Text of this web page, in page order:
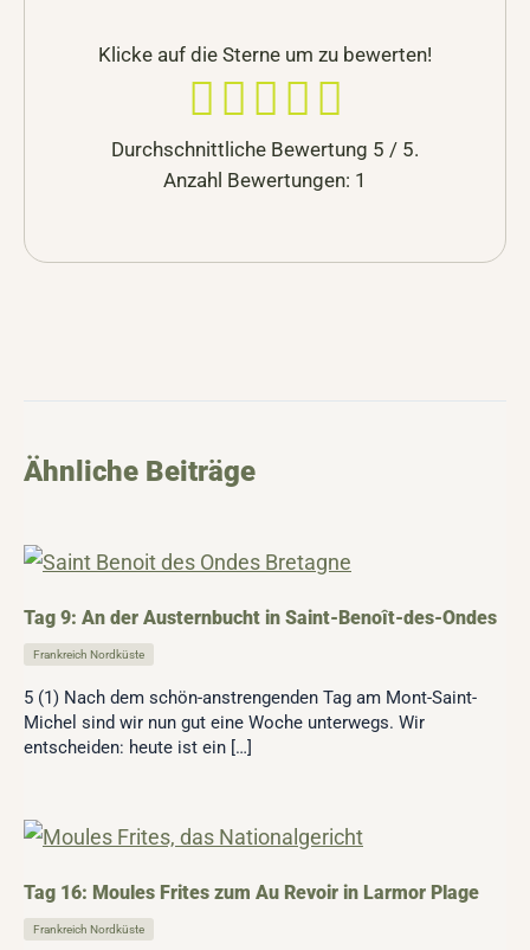
Klicke auf die Sterne um zu bewerten!
Durchschnittliche Bewertung 5 / 5.
Anzahl Bewertungen: 1
Ähnliche Beiträge
Tag 9: An der Austernbucht in Saint-Benoît-des-Ondes
Frankreich Nordküste
5 (1) Nach dem schön-anstrengenden Tag am Mont-Saint-
Michel sind wir nun gut eine Woche unterwegs. Wir
entscheiden: heute ist ein […]
Tag 16: Moules Frites zum Au Revoir in Larmor Plage
Frankreich Nordküste